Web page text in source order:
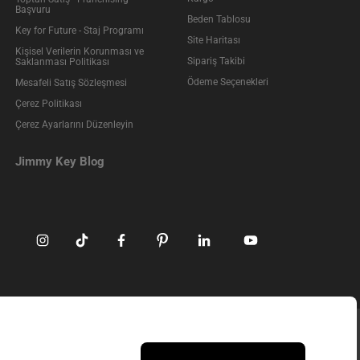
Başvuru
Key for Future - Staj Programı
Kişisel Verilerin Korunması ve
Saklanması Politikası
Mesafeli Satış Sözleşmesi
Çerez Politikası
Çerez Ayarlarını Düzenleyin
Jimmy Key Blog
Beden Tablosu
Site Haritası
Sipariş Takibi
Ödeme Seçenekleri